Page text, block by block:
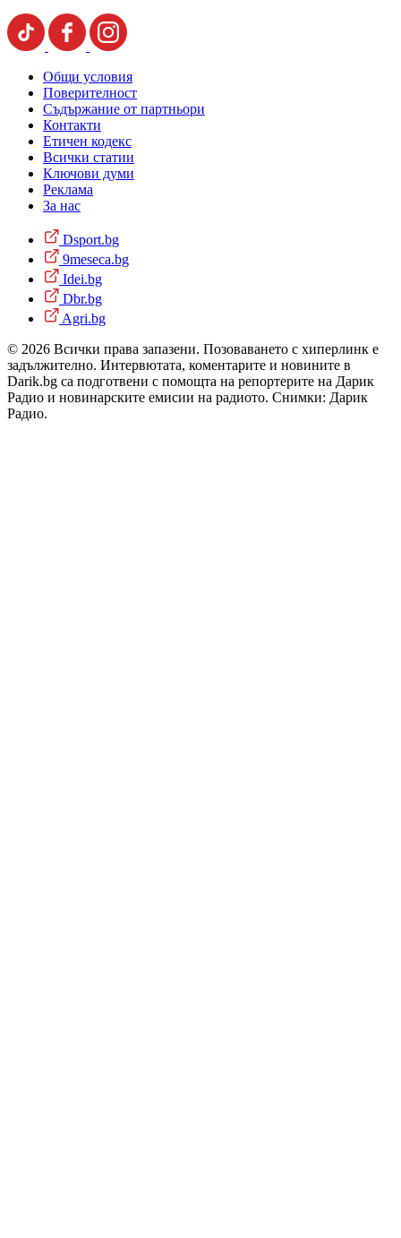
Общи условия
Поверителност
Съдържание от партньори
Контакти
Етичен кодекс
Всички статии
Ключови думи
Реклама
За нас
Dsport.bg
9meseca.bg
Idei.bg
Dbr.bg
Agri.bg
© 2026 Всички права запазени. Позоваването с хиперлинк е
задължително. Интервютата, коментарите и новините в
Darik.bg са подготвени с помощта на репортерите на Дарик
Радио и новинарските емисии на радиото. Снимки: Дарик
Радио.